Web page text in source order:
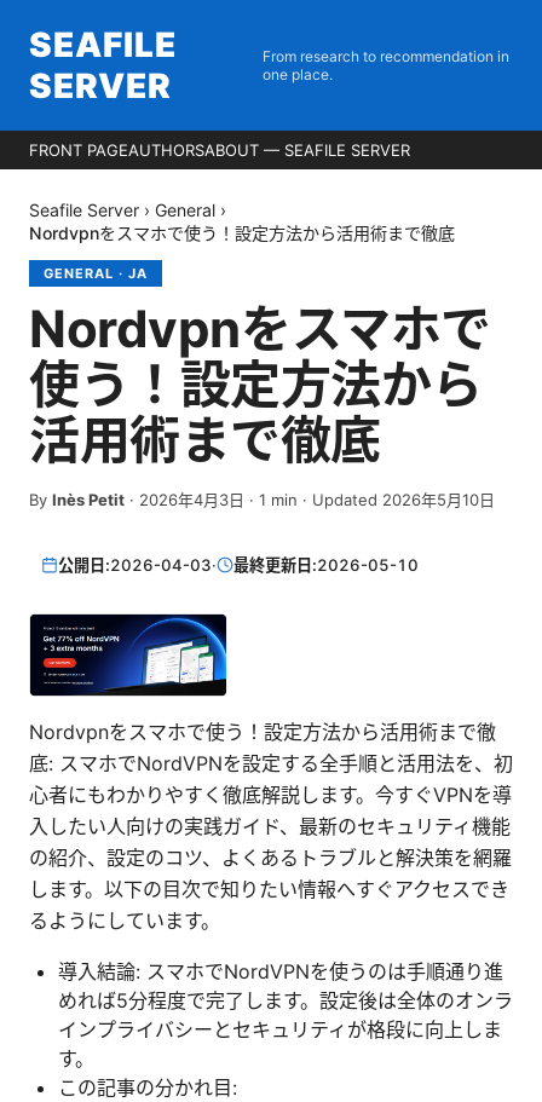
SEAFILE
SERVER
From research to recommendation in
one place.
FRONT PAGEAUTHORSABOUT — SEAFILE SERVER
Seafile Server › General ›
Nordvpnをスマホで使う！設定方法から活用術まで徹底
GENERAL · JA
Nordvpnをスマホで
使う！設定方法から
活用術まで徹底
By Inès Petit · 2026年4月3日 · 1 min · Updated 2026年5月10日
公開日:2026-04-03· 最終更新日:2026-05-10
Nordvpnをスマホで使う！設定方法から活用術まで徹
底: スマホでNordVPNを設定する全手順と活用法を、初
心者にもわかりやすく徹底解説します。今すぐVPNを導
入したい人向けの実践ガイド、最新のセキュリティ機能
の紹介、設定のコツ、よくあるトラブルと解決策を網羅
します。以下の目次で知りたい情報へすぐアクセスでき
るようにしています。
導入結論: スマホでNordVPNを使うのは手順通り進
めれば5分程度で完了します。設定後は全体のオンラ
インプライバシーとセキュリティが格段に向上しま
す。
この記事の分かれ目: